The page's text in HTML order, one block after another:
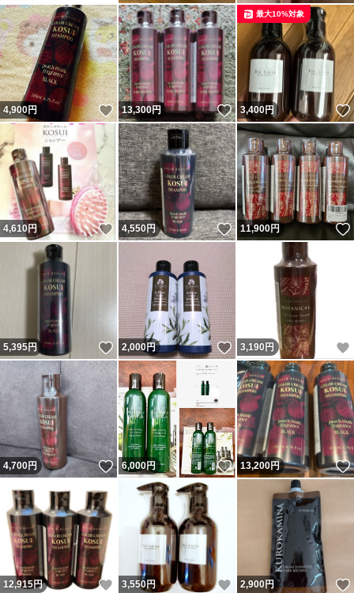
4,900円 いいね！
13,300円 いいね！
3,400円
最大10%対象
4,610円 いいね！
4,550円 いいね！
11,900円
5,395円 いいね！
2,000円 いいね！
3,190 円
4,700円 いいね！
6,000円 いいね！
13,200円
12,915円 いいね！
3,550円 いいね！
2,900円